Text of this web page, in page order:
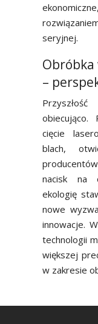
seryjnej.
–
obiecująco.
cięcie
blach,
nacisk na
ekologię
nowe
innowacje.
technologii
większej
w zakresie